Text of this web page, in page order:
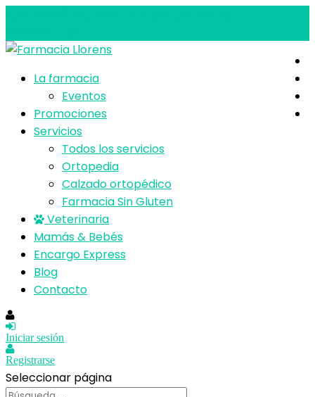
La farmacia
Eventos
Promociones
Servicios
Todos los servicios
Ortopedia
Calzado ortopédico
Farmacia Sin Gluten
Veterinaria
Mamás & Bebés
Encargo Express
Blog
Contacto
Iniciar sesión
Registrarse
Seleccionar página